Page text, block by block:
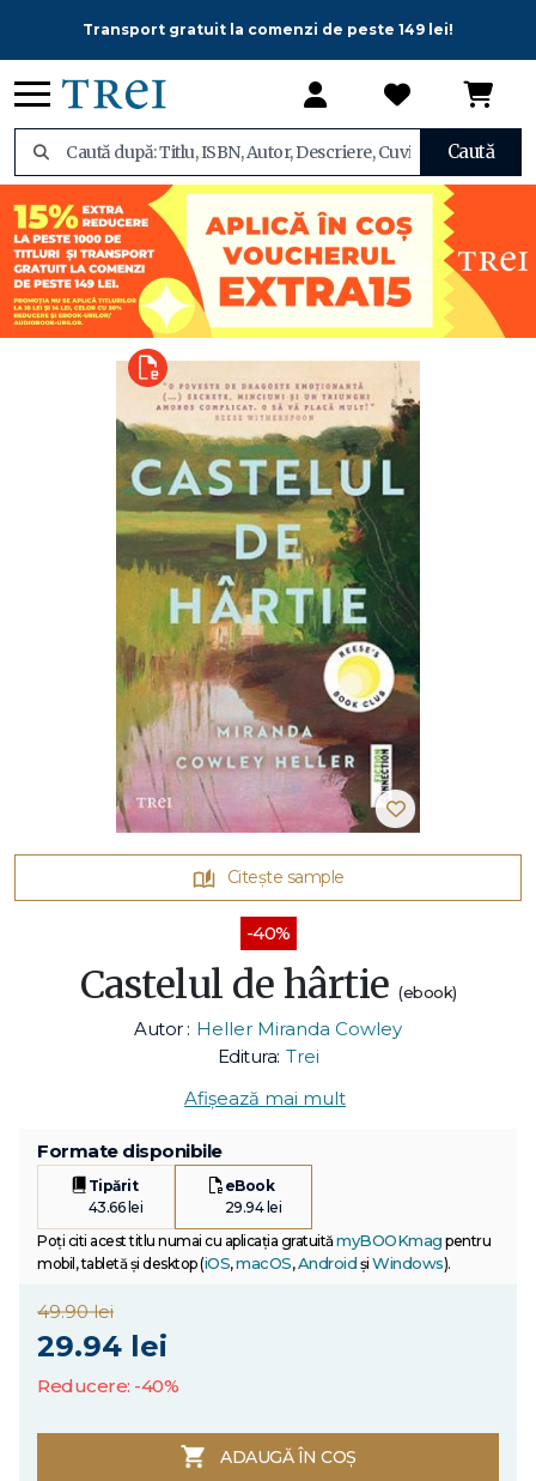
Transport gratuit la comenzi de peste 149 lei!
Caută
Citește sample
-40%
Castelul de hârtie (ebook)
Autor : Heller Miranda Cowley
Editura: Trei
Afișează mai mult
Formate disponibile
Tipărit
43.66 lei
eBook
29.94 lei
Poți citi acest titlu numai cu aplicația gratuitămyBOOKmag pentru
mobil, tabletă și desktop (iOS,macOS,Android și Windows).
49.90 lei
29.94 lei
Reducere: -40%
ADAUGĂ ÎN COȘ